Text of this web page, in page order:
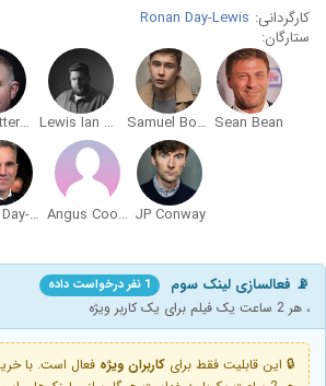
کارگردانی: Ronan Day-Lewis
ستارگان:
Sean Bean
Samuel Bottomley
Lewis Ian Bray
Paul Butterworth
JP Conway
Angus Cooper
Daniel Day-Lewis
📡 فعالسازی لینک سوم 1 نفر درخواست داده
، هر 2 ساعت یک فیلم برای یک کاربر ویژه
🔒 این قابلیت فقط برای کاربران ویژه فعال است. با